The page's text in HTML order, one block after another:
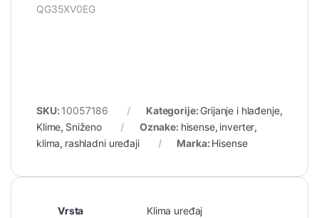
QG35XV0EG
SKU: 10057186 Kategorije: Grijanje i hlađenje,
Klime, Sniženo Oznake: hisense, inverter,
klima, rashladni uređaji Marka: Hisense
Vrsta Klima uređaj